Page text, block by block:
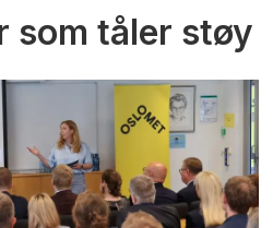
som tåler støy